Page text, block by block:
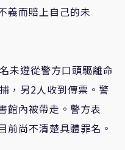
義而賠上自己的未
未遵從警方口頭驅離命
，另2人收到傳票。警
館內被帶走。警方表
前尚不清楚具體罪名。